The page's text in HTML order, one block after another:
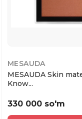
MESAUDA
MESAUDA Skin
Know...
330 000 so'm